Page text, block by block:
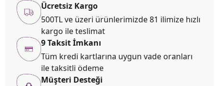
Ücretsiz Kargo
500TL ve üzeri ürünlerimizde 81 ilimize hızlı
kargo ile teslimat
9 Taksit İmkanı
Tüm kredi kartlarına uygun vade oranları
ile taksitli ödeme
Müşteri Desteği